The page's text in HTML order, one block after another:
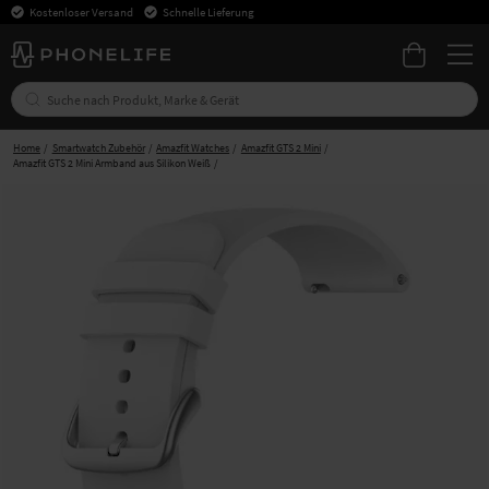
Kostenloser Versand Schnelle Lieferung
Home Smartwatch Zubehör Amazfit Watches
Amazfit GTS 2 Mini
Amazfit GTS 2 Mini Armband aus Silikon Weiß